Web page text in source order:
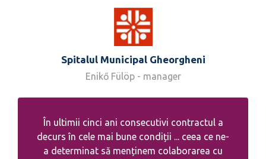
Spitalul Municipal Gheorgheni
Enikő Fülöp - manager
În ultimii cinci ani consecutivi contractul a
decurs în cele mai bune condiții ... ceea ce ne-
a determinat să menținem colaborarea cu